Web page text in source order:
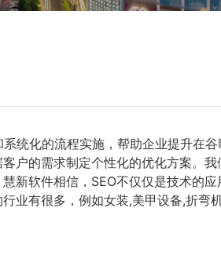
统化的流程实施，帮助企业提升在
户的需求制定个性化的优化方案。我
新软件相信，SEO不仅仅是技术的应
业有很多，例如女装,美甲设备,折弯